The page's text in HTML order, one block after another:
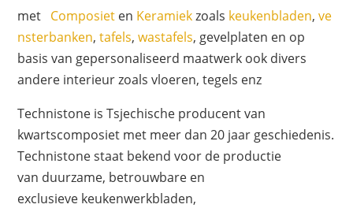
met Composiet en Keramiekzoals keukenbladen,ve
nsterbanken,tafels,wastafels, gevelplaten en op
basis van gepersonaliseerd maatwerk ook divers
andere interieur zoals vloeren, tegels enz
Technistone is Tsjechische producent van
kwartscomposiet met meer dan 20 jaar geschiedenis.
Technistone staat bekend voor de productie
van duurzame, betrouwbare en
exclusieve keukenwerkbladen,